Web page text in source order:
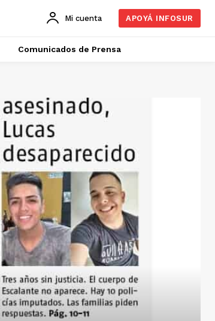
Mi cuenta APOYÁ INFOSUR
Comunicados de Prensa